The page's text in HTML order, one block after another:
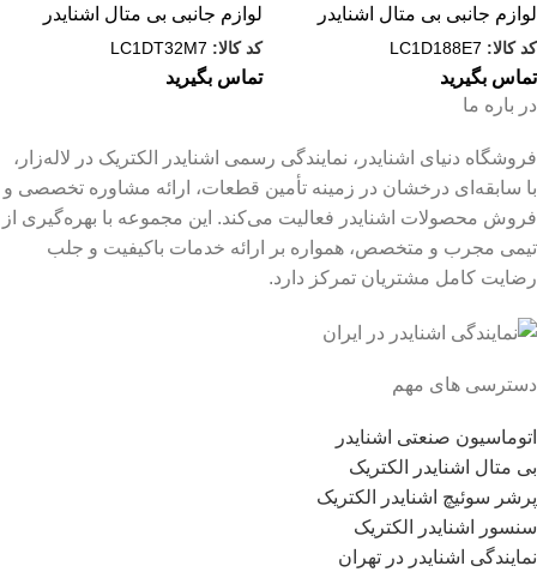
لوازم جانبی بی متال اشنایدر
کد کالا: LC1D188E7
تماس بگیرید
لوازم جانبی بی متال اشنایدر
کد کالا: LC1DT32M7
تماس بگیرید
در باره ما
فروشگاه دنیای اشنایدر، نمایندگی رسمی اشنایدر الکتریک در لاله‌زار،
با سابقه‌ای درخشان در زمینه تأمین قطعات، ارائه مشاوره تخصصی و
فروش محصولات اشنایدر فعالیت می‌کند. این مجموعه با بهره‌گیری از
تیمی مجرب و متخصص، همواره بر ارائه خدمات باکیفیت و جلب
رضایت کامل مشتریان تمرکز دارد.
دسترسی های مهم
اتوماسیون صنعتی اشنایدر
بی متال اشنایدر الکتریک
پرشر سوئیچ اشنایدر الکتریک
سنسور اشنایدر الکتریک
نمایندگی اشنایدر در تهران